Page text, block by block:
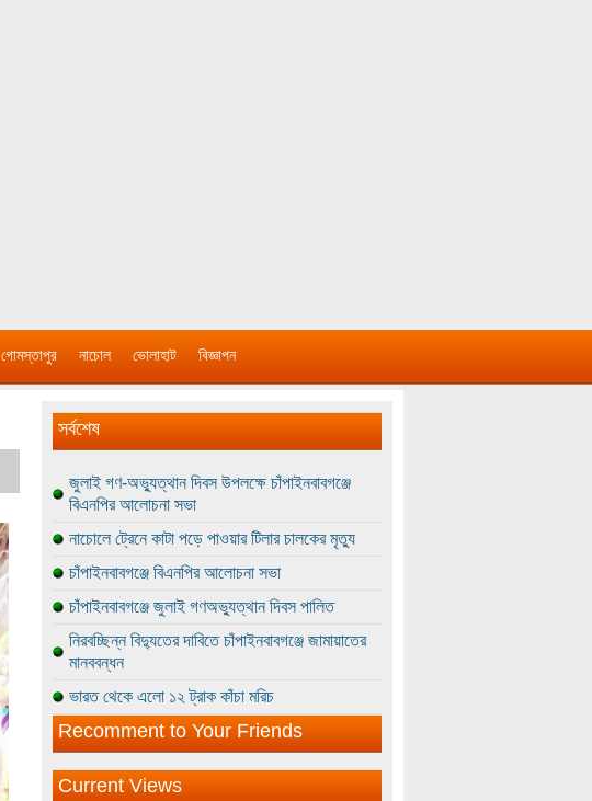
গোমস্তাপুর নাচোল ভোলাহাট বিজ্ঞাপন
সর্বশেষ
জুলাই গণ-অভ্যুত্থান দিবস উপলক্ষে চাঁপাইনবাবগঞ্জে
বিএনপির আলোচনা সভা
নাচোলে ট্রেনে কাটা পড়ে পাওয়ার টিলার চালকের মৃত্যু
চাঁপাইনবাবগঞ্জে বিএনপির আলোচনা সভা
চাঁপাইনবাবগঞ্জে জুলাই গণঅভ্যুত্থান দিবস পালিত
নিরবচ্ছিন্ন বিদ্যুতের দাবিতে চাঁপাইনবাবগঞ্জে জামায়াতের
মানববন্ধন
ভারত থেকে এলো ১২ ট্রাক কাঁচা মরিচ
Recomment to Your Friends
Current Views